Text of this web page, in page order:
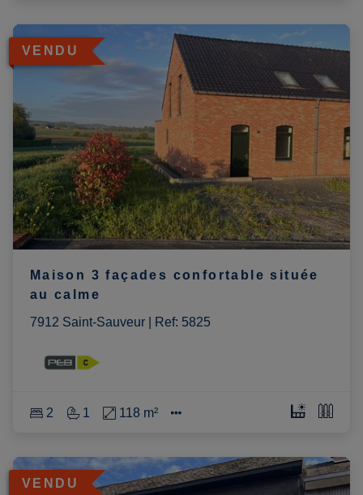
VENDU
Maison 3 façades confortable située
au calme
7912 Saint-Sauveur
Ref: 5825
2 1 118 m²
VENDU